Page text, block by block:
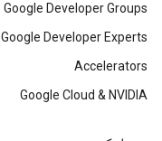
Google Developer Groups
Google Developer Experts
Accelerators
Google Cloud & NVIDIA